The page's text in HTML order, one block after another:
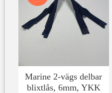
Marine 2-vägs delbar
blixtlås, 6mm, YKK